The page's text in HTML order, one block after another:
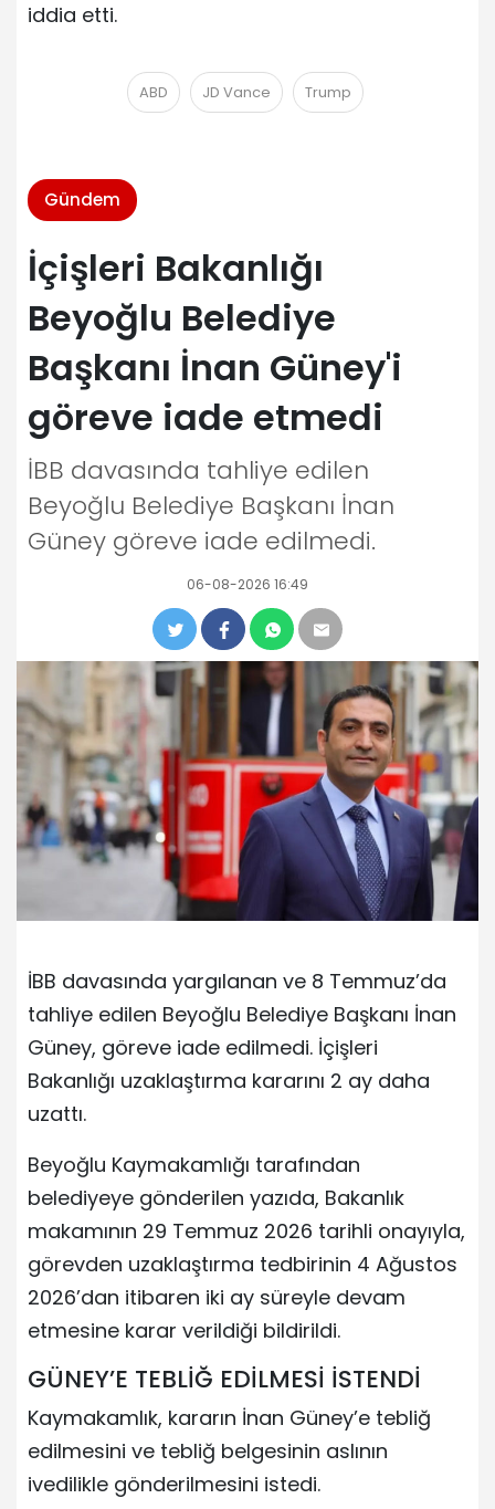
iddia etti.
ABD JD Vance Trump
Gündem
İçişleri Bakanlığı
Beyoğlu Belediye
Başkanı İnan Güney'i
göreve iade etmedi
İBB davasında tahliye edilen
Beyoğlu Belediye Başkanı İnan
Güney göreve iade edilmedi.
06-08-2026 16:49
İBB davasında yargılanan ve 8 Temmuz’da
tahliye edilen Beyoğlu Belediye Başkanı İnan
Güney, göreve iade edilmedi. İçişleri
Bakanlığı uzaklaştırma kararını 2 ay daha
uzattı.
Beyoğlu Kaymakamlığı tarafından
belediyeye gönderilen yazıda, Bakanlık
makamının 29 Temmuz 2026 tarihli onayıyla,
görevden uzaklaştırma tedbirinin 4 Ağustos
2026’dan itibaren iki ay süreyle devam
etmesine karar verildiği bildirildi.
GÜNEY’E TEBLİĞ EDİLMESİ İSTENDİ
Kaymakamlık, kararın İnan Güney’e tebliğ
edilmesini ve tebliğ belgesinin aslının
ivedilikle gönderilmesini istedi.